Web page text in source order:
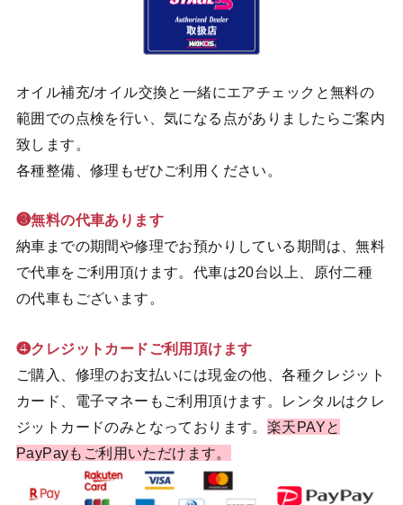
オイル補充/オイル交換と一緒にエアチェックと無料の
範囲での点検を行い、気になる点がありましたらご案内
致します。
各種整備、修理もぜひご利用ください。
❸無料の代車あります
納車までの期間や修理でお預かりしている期間は、無料
で代車をご利用頂けます。代車は20台以上、原付二種
の代車もございます。
❹クレジットカードご利用頂けます
ご購入、修理のお支払いには現金の他、各種クレジット
カード、電子マネーもご利用頂けます。レンタルはクレ
ジットカードのみとなっております。 楽天PAYと
PayPayもご利用いただけます。